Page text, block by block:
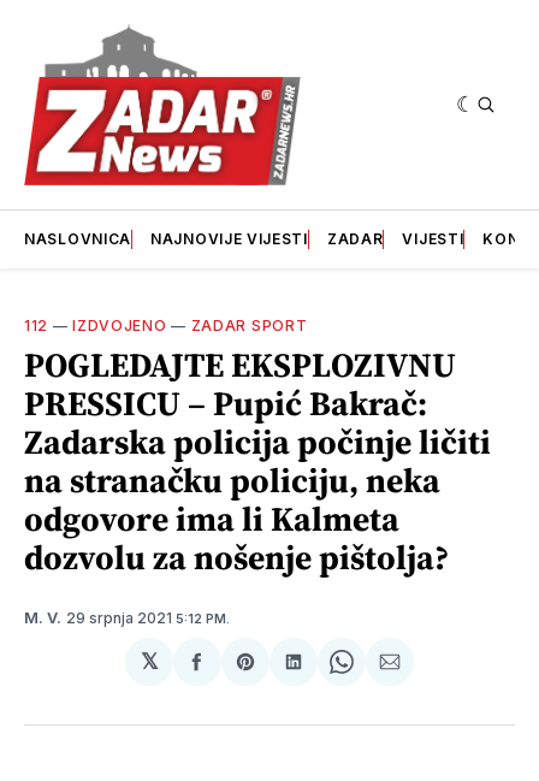
NASLOVNICA NAJNOVIJE VIJESTI ZADAR VIJESTI
112 —IZDVOJENO — ZADAR SPORT
POGLEDAJTE EKSPLOZIVNU
PRESSICU – Pupić Bakrač:
Zadarska policija počinje ličiti
na stranačku policiju, neka
odgovore ima li Kalmeta
dozvolu za nošenje pištolja?
M. V. 29 srpnja 2021 5:12 PM.
𝕏
podijeliSharepodijeliSharepodijeli